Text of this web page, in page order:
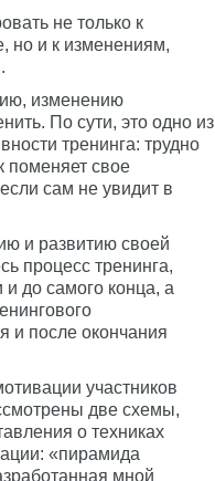
не только к
но и к изменениям,
изменению
По сути, это одно из
тренинга: трудно
поменяет свое
сам не увидит в
и развитию своей
процесс тренинга,
и до самого конца, а
и после окончания
участников
две схемы,
о техниках
«пирамида
мной